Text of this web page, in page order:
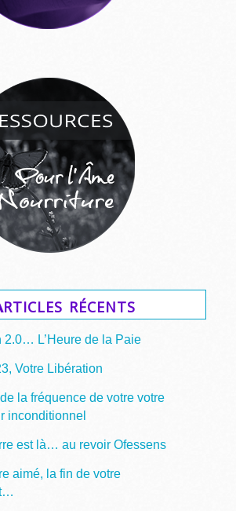
récents
2.0… L’Heure de la Paie
Votre Libération
la fréquence de votre votre
inconditionnel
est là… au revoir Ofessens
aimé, la fin de votre